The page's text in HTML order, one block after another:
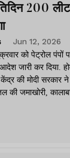
200
Jun 12, 2026
को पेट्रोल पंपों
जारी कर दिया.
की मोदी
की जमाखोरी,